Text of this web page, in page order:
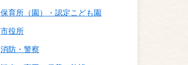
保育所（園）・認定こども園
市役所
消防・警察